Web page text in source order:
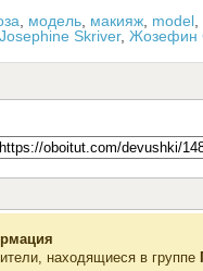
модель макияж model
Josephine Skriver, Жозефин
находящиеся в группе